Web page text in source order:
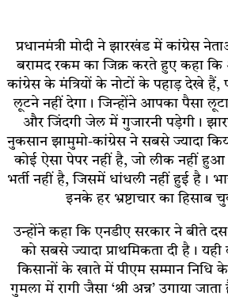
प्रधानमंत्री मोदी ने झारखंड में कांग्रेस
बरामद रकम का जिक्र करते हुए कहा
कांग्रेस के मंत्रियों के नोटों के पहाड़ देखे
लूटने नहीं देगा। जिन्होंने आपका पैसा लूटा
और जिंदगी जेल में गुजारनी पड़ेगी।
नुकसान झामुमो-कांग्रेस ने सबसे ज्यादा
कोई ऐसा पेपर नहीं है, जो लीक नहीं हुआ
भर्ती नहीं है, जिसमें धांधली नहीं हुई है।
इनके हर भ्रष्टाचार का हिसाब
उन्होंने कहा कि एनडीए सरकार ने बीते
को सबसे ज्यादा प्राथमिकता दी है।
किसानों के खाते में पीएम सम्मान निधि
गुमला में रागी जैसा ‘श्री अन्न’ उगाया